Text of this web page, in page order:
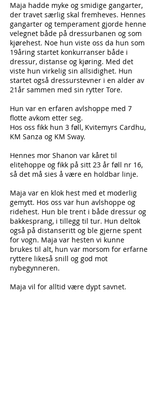
Maja hadde myke og smidige gangarter,
der travet særlig skal fremheves. Hennes
gangarter og temperament gjorde henne
velegnet både på dressurbanen og som
kjørehest. Noe hun viste oss da hun som
19åring startet konkurranser både i
dressur, distanse og kjøring. Med det
viste hun virkelig sin allsidighet. Hun
startet også dressurstevner i en alder av
21år sammen med sin rytter Tore.
Hun var en erfaren avlshoppe med 7
flotte avkom etter seg.
Hos oss fikk hun 3 føll, Kvitemyrs Cardhu,
KM Sanza og KM Sway.
Hennes mor Shanon var kåret til
elitehoppe og fikk på sitt 23 år føll nr 16,
så det må sies å være en holdbar linje.
Maja var en klok hest med et moderlig
gemytt. Hos oss var hun avlshoppe og
ridehest. Hun ble trent i både dressur og
bakkesprang, i tillegg til tur. Hun deltok
også på distanseritt og ble gjerne spent
for vogn. Maja var hesten vi kunne
brukes til alt, hun var morsom for erfarne
ryttere likeså snill og god mot
nybegynneren.
Maja vil for alltid være dypt savnet.